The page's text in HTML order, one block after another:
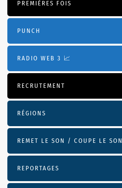
PREMIÈRES FOIS
PUNCH
RADIO WEB 3 📈
RECRUTEMENT
RÉGIONS
REMET LE SON / COUPE LE SON
REPORTAGES